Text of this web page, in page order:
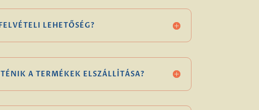
LEHETŐSÉG?
A TERMÉKEK ELSZÁLLÍTÁSA?